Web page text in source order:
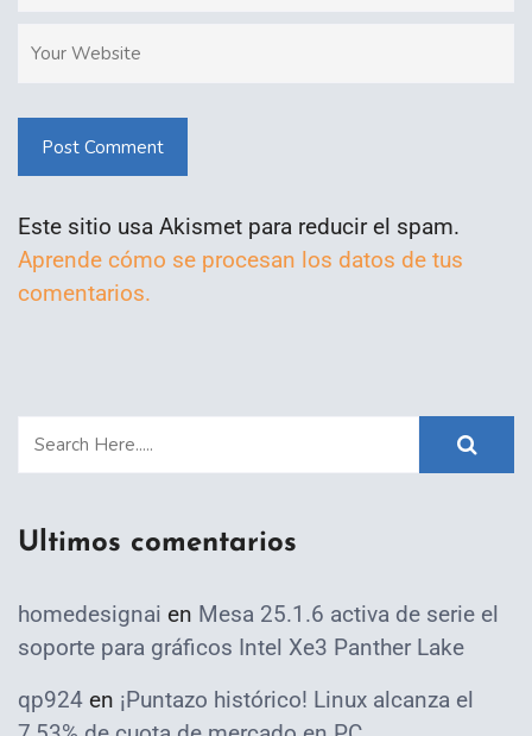
Post Comment
Este sitio usa Akismet para reducir el spam.
Aprende cómo se procesan los datos de tus
comentarios.
Ultimos comentarios
homedesignai en Mesa 25.1.6 activa de serie el
soporte para gráficos Intel Xe3 Panther Lake
qp924 en ¡Puntazo histórico! Linux alcanza el